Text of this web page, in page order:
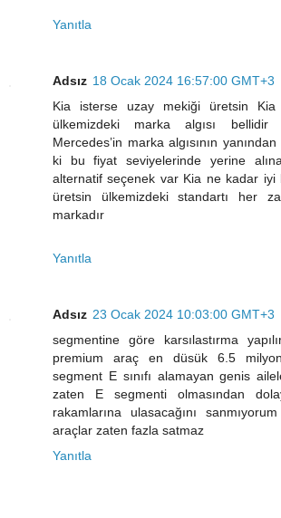
Yanıtla
Adsız 18 Ocak 2024 16:57:00 GMT+3
Kia isterse uzay mekiği üretsin Kia
ülkemizdeki marka algısı
Mercedes’in marka algısının
ki bu fiyat seviyelerinde yerine
alternatif seçenek var Kia ne kadar iyi
üretsin ülkemizdeki standartı her
markadır
Yanıtla
Adsız 23 Ocak 2024 10:03:00 GMT+3
segmentine göre karsılastırma
premium araç en düsük 6.5
segment E sınıfı alamayan genis
zaten E segmenti olmasından
rakamlarına ulasacağını
araçlar zaten fazla satmaz
Yanıtla